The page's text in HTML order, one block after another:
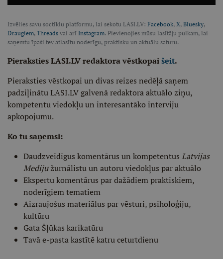
Izvēlies savu soctīklu platformu, lai sekotu LASI.LV: Facebook, X, Bluesky,
Draugiem, Threads vai arī Instagram. Pievienojies mūsu lasītāju pulkam, lai
saņemtu īpaši tev atlasītu noderīgu, praktisku un aktuālu saturu.
Pieraksties LASI.LV redaktora vēstkopaišeit.
Pieraksties vēstkopai un divas reizes nedēļā saņem
padziļinātu LASI.LV galvenā redaktora aktuālo ziņu,
kompetentu viedokļu un interesantāko interviju
apkopojumu.
Ko tu saņemsi:
Daudzveidīgus komentārus un kompetentus Latvijas
Medijužurnālistu un autoru viedokļus par aktuālo
Ekspertu komentārus par dažādiem praktiskiem,
noderīgiem tematiem
Aizraujošus materiālus par vēsturi, psiholoģiju,
kultūru
Gata Šļūkas karikatūru
Tavā e-pasta kastītē katru ceturtdienu